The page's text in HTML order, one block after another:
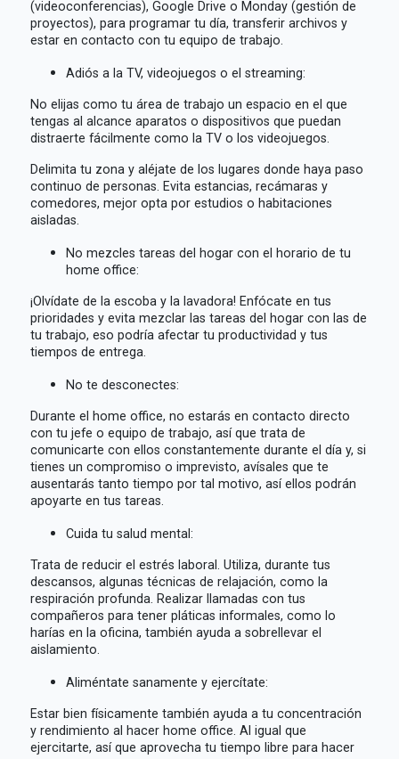
(videoconferencias), Google Drive o Monday (gestión de
proyectos), para programar tu día, transferir archivos y
estar en contacto con tu equipo de trabajo.
Adiós a la TV, videojuegos o el streaming:
No elijas como tu área de trabajo un espacio en el que
tengas al alcance aparatos o dispositivos que puedan
distraerte fácilmente como la TV o los videojuegos.
Delimita tu zona y aléjate de los lugares donde haya paso
continuo de personas. Evita estancias, recámaras y
comedores, mejor opta por estudios o habitaciones
aisladas.
No mezcles tareas del hogar con el horario de tu
home office:
¡Olvídate de la escoba y la lavadora! Enfócate en tus
prioridades y evita mezclar las tareas del hogar con las de
tu trabajo, eso podría afectar tu productividad y tus
tiempos de entrega.
No te desconectes:
Durante el home office, no estarás en contacto directo
con tu jefe o equipo de trabajo, así que trata de
comunicarte con ellos constantemente durante el día y, si
tienes un compromiso o imprevisto, avísales que te
ausentarás tanto tiempo por tal motivo, así ellos podrán
apoyarte en tus tareas.
Cuida tu salud mental:
Trata de reducir el estrés laboral. Utiliza, durante tus
descansos, algunas técnicas de relajación, como la
respiración profunda. Realizar llamadas con tus
compañeros para tener pláticas informales, como lo
harías en la oficina, también ayuda a sobrellevar el
aislamiento.
Aliméntate sanamente y ejercítate:
Estar bien físicamente también ayuda a tu concentración
y rendimiento al hacer home office. Al igual que
ejercitarte, así que aprovecha tu tiempo libre para hacer